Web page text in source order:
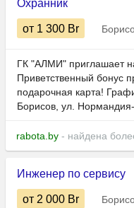
Охранник
от 1 300 Br
ГК "АЛМИ" приглашает
Приветственный бонус
подарочная карта!
Борисов, ул.
rabota.by - найдена
Инженер по сервису
от 2 000 Br